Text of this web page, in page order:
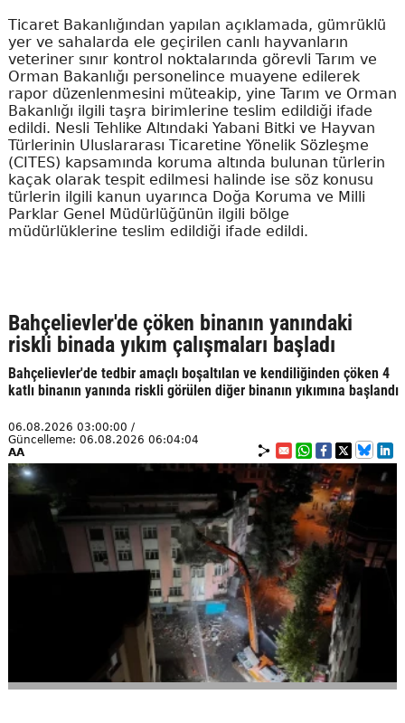
Ticaret Bakanlığından yapılan açıklamada, gümrüklü
yer ve sahalarda ele geçirilen canlı hayvanların
veteriner sınır kontrol noktalarında görevli Tarım ve
Orman Bakanlığı personelince muayene edilerek
rapor düzenlenmesini müteakip, yine Tarım ve Orman
Bakanlığı ilgili taşra birimlerine teslim edildiği ifade
edildi. Nesli Tehlike Altındaki Yabani Bitki ve Hayvan
Türlerinin Uluslararası Ticaretine Yönelik Sözleşme
(CITES) kapsamında koruma altında bulunan türlerin
kaçak olarak tespit edilmesi halinde ise söz konusu
türlerin ilgili kanun uyarınca Doğa Koruma ve Milli
Parklar Genel Müdürlüğünün ilgili bölge
müdürlüklerine teslim edildiği ifade edildi.
Bahçelievler'de çöken binanın yanındaki
riskli binada yıkım çalışmaları başladı
Bahçelievler'de tedbir amaçlı boşaltılan ve kendiliğinden çöken 4
katlı binanın yanında riskli görülen diğer binanın yıkımına başlandı
06.08.2026 03:00:00 /
Güncelleme: 06.08.2026 06:04:04
AA